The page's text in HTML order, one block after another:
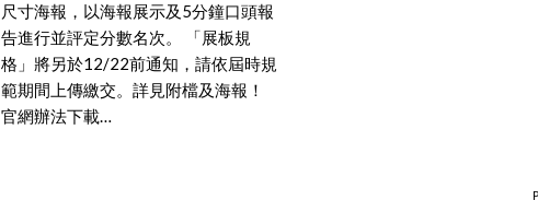
尺寸海報，以海報展示及5分鐘口頭報
告進行並評定分數名次。 「展板規
格」將另於12/22前通知，請依屆時規
範期間上傳繳交。詳見附檔及海報！
官網辦法下載…